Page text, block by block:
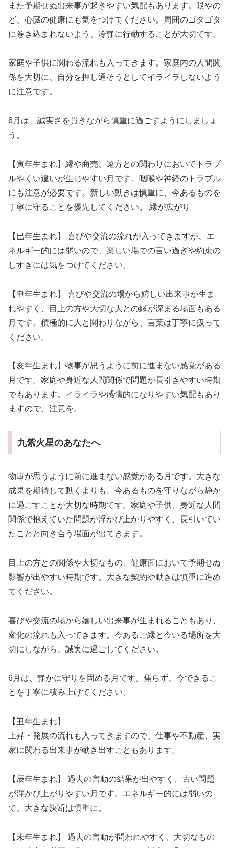
また予期せぬ出来事が起きやすい気配もあります。眼やの
ど、心臓の健康にも気をつけてください。周囲のゴタゴタ
に巻き込まれないよう、冷静に行動することが大切です。
家庭や子供に関わる流れも入ってきます。家庭内の人間関
係を大切に、自分を押し通そうとしてイライラしないよう
に注意です。
6月は、誠実さを貫きながら慎重に過ごすようにしましょ
う。
【寅年生まれ】縁や商売、遠方との関わりにおいてトラブ
ルやくい違いが生じやすい月です。咽喉や神経のトラブル
にも注意が必要です。新しい動きは慎重に、今あるものを
丁寧に守ることを優先してください。 縁が広がり
【巳年生まれ】 喜びや交流の流れが入ってきますが、エ
ネルギー的には弱いので、楽しい場での言い過ぎや約束の
しすぎには気をつけてください。
【申年生まれ】 喜びや交流の場から嬉しい出来事が生ま
れやすく、目上の方や大切な人との縁が深まる場面もある
月です。積極的に人と関わりながら、言葉は丁寧に扱って
ください。
【亥年生まれ】物事が思うように前に進まない感覚がある
月です。家庭や身近な人間関係で問題が長引きやすい時期
でもあります。イライラや感情的になりやすい気配もあり
ますので、注意を。
九紫火星のあなたへ
物事が思うように前に進まない感覚がある月です。大きな
成果を期待して動くよりも、今あるものを守りながら静か
に過ごすことが大切な時期です。家庭や子供、身近な人間
関係で抱えていた問題が浮かび上がりやすく、長引いてい
たことと向き合う場面が出てきます。
目上の方との関係や大切なもの、健康面において予期せぬ
影響が出やすい時期です。大きな契約や動きは慎重に進め
てください。
喜びや交流の場から嬉しい出来事が生まれることもあり、
変化の流れも入ってきます。今あるご縁と今いる場所を大
切にしながら、誠実に過ごしてください。
6月は、静かに守りを固める月です。焦らず、今できるこ
とを丁寧に積み上げてください。
【丑年生まれ】
上昇・発展の流れも入ってきますので、仕事や不動産、実
家に関わる出来事が動き出すこともあります。
【辰年生まれ】 過去の言動の結果が出やすく、古い問題
が浮かび上がりやすい月です。エネルギー的には弱いの
で、大きな決断は慎重に。
【未年生まれ】 過去の言動が問われやすく、大切なもの